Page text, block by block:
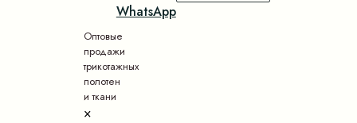
WhatsApp
Оптовые
продажи
трикотажных
полотен
и ткани
×